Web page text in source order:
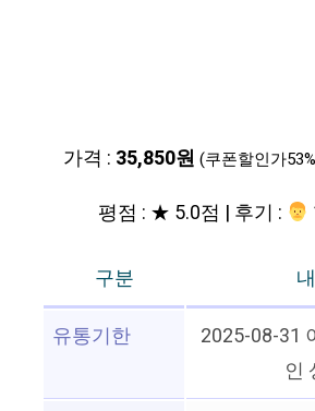
가격 : 35,850원 (쿠폰할인가
평점 : ★ 5.0점 | 후기 :
구분
유통기한
2025-08-31
인